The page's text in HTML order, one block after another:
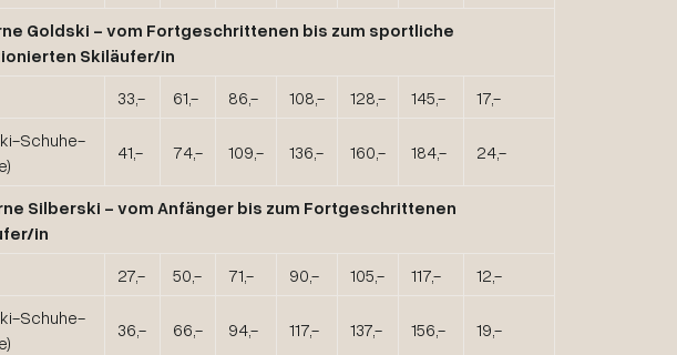
Goldski - vom Fortgeschrittenen bis zum sportliche
Skiläufer/in
33,- 61,- 86,- 108,- 128,- 145,-
17,-
Schuhe-
41,- 74,- 109,- 136,- 160,- 184,- 24,-
Silberski - vom Anfänger bis zum Fortgeschrittenen
in
27,- 50,- 71,- 90,- 105,- 117,-
12,-
Schuhe-
36,- 66,- 94,- 117,- 137,- 156,- 19,-